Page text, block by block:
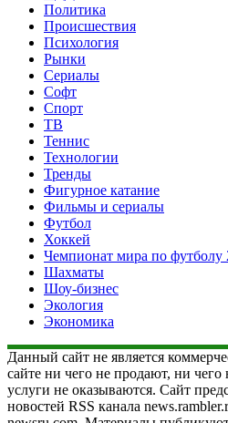
Политика
Происшествия
Психология
Рынки
Сериалы
Софт
Спорт
ТВ
Теннис
Технологии
Тренды
Фигурное катание
Фильмы и сериалы
Футбол
Хоккей
Чемпионат мира по футболу
Шахматы
Шоу-бизнес
Экология
Экономика
Данный сайт не является
сайте ни чего не продают, ни
услуги не оказываются. Сайт
новостей RSS канала